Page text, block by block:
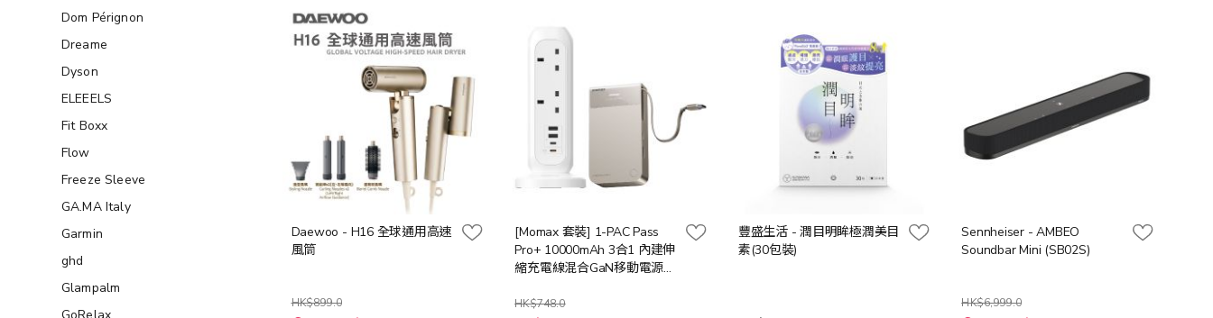
Daewoo - H16 全球通用高速
風筒
HK$899.0
[Momax 套裝] 1-PAC Pass
Pro+ 10000mAh 3合1 內建伸
縮充電線混合GaN移動電源
PD20W 2A2C 11位拖板 [白
HK$748.0
豐盛生活 - 潤目明眸極潤美目
素(30包裝)
Sennheiser - AMBEO
Soundbar Mini (SB02S)
HK$6,999.0
Dom Pérignon
Dreame
Dyson
ELEEELS
Fit Boxx
Flow
Freeze Sleeve
GA.MA Italy
Garmin
ghd
Glampalm